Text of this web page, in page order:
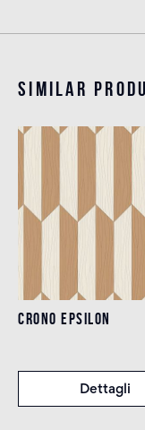
Similar
CRONO EPSILON
Dettagli